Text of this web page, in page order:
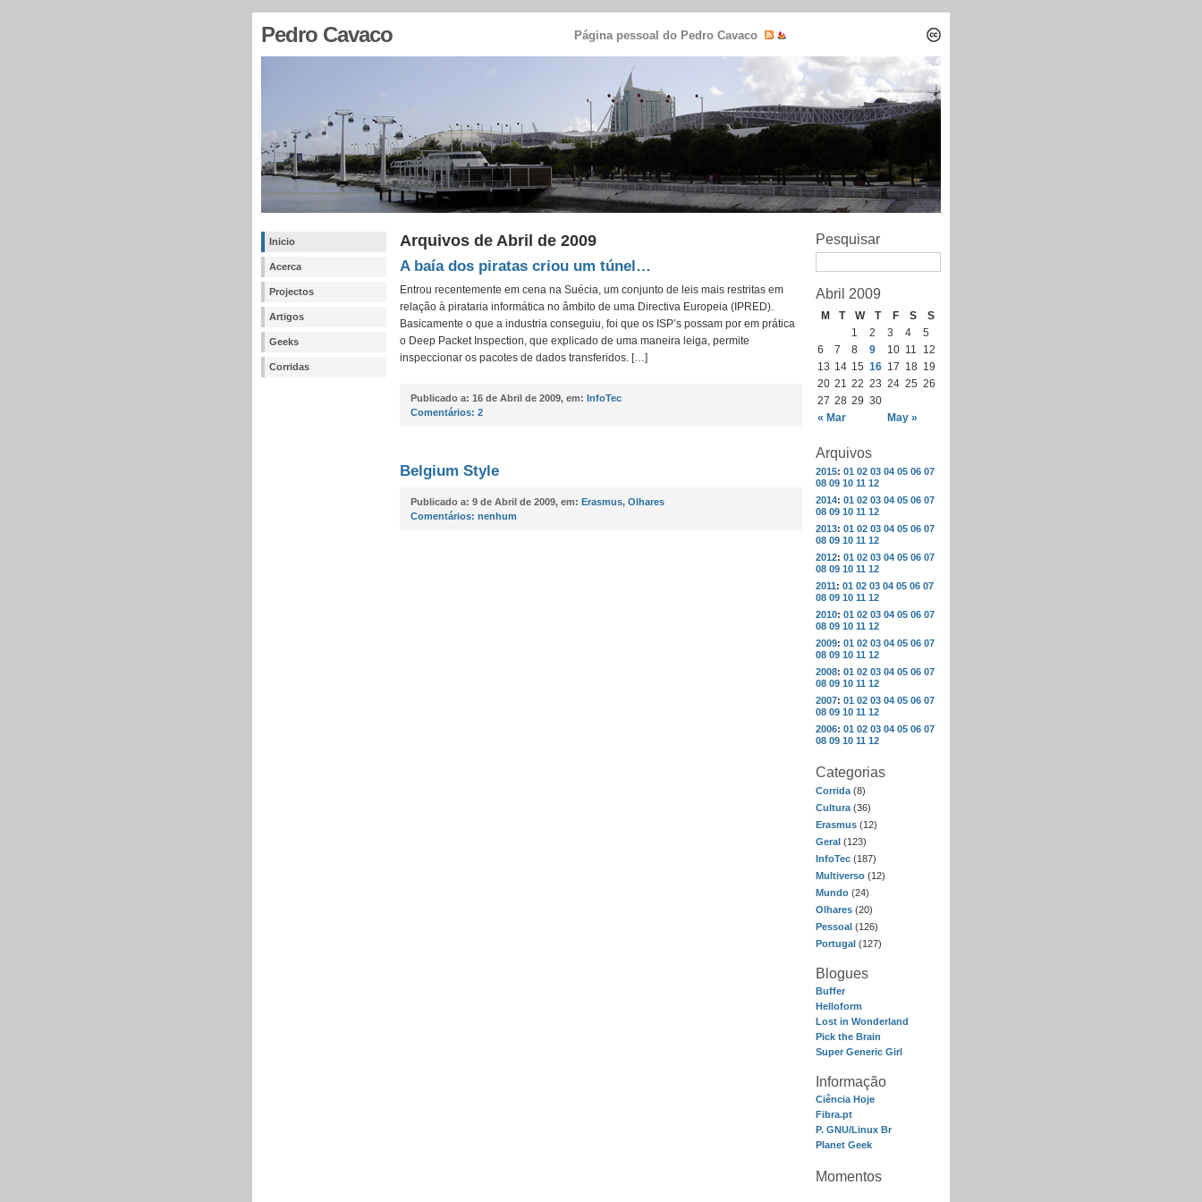
Pedro Cavaco Página pessoal do Pedro Cavaco
Inicio
Acerca
Projectos
Artigos
Geeks
Corridas
Pesquisar
Abril 2009
M T W T F S S
« Mar May »
1 2 3 4
5
6
7 8 9 10 11
12
13 14 15 16 17 18 19
20 21 22 23 24 25 26
27 28 29 30
Arquivos
2015: 01 02 03 04 05 06 07
08 09 10 11 12
2014: 01 02 03 04 05 06 07
08 09 10 11 12
2013: 01 02 03 04 05 06 07
08 09 10 11 12
2012: 01 02 03 04 05 06 07
08 09 10 11 12
2011: 01 02 03 04 05 06 07
08 09 10 11 12
2010: 01 02 03 04 05 06 07
08 09 10 11 12
2009: 01 02 03 04 05 06 07
08 09 10 11 12
2008: 01 02 03 04 05 06 07
08 09 10 11 12
2007: 01 02 03 04 05 06 07
08 09 10 11 12
2006: 01 02 03 04 05 06 07
08 09 10 11 12
Categorias
Corrida (8)
Cultura (36)
Erasmus (12)
Geral (123)
InfoTec (187)
Multiverso (12)
Mundo (24)
Olhares (20)
Pessoal (126)
Portugal (127)
Blogues
Buffer
Helloform
Lost in Wonderland
Pick the Brain
Super Generic Girl
Informação
Ciência Hoje
Fibra.pt
P. GNU/Linux Br
Planet Geek
Momentos
Arquivos de Abril de 2009
A baía dos piratas criou um túnel…
Entrou recentemente em cena na Suécia, um conjunto de leis mais restritas em
relação à pirataria informática no âmbito de uma Directiva Europeia (IPRED).
Basicamente o que a industria conseguiu, foi que os ISP’s possam por em prática
o Deep Packet Inspection, que explicado de uma maneira leiga, permite
inspeccionar os pacotes de dados transferidos. […]
Publicado a: 16 de Abril de 2009, em: InfoTec
Comentários: 2
Belgium Style
Publicado a: 9 de Abril de 2009, em: Erasmus, Olhares
Comentários: nenhum